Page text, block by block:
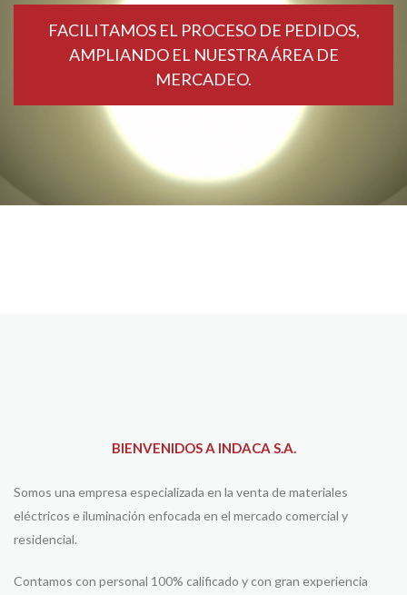
FACILITAMOS EL PROCESO DE PEDIDOS,
AMPLIANDO EL NUESTRA ÁREA DE
MERCADEO.
BIENVENIDOS A INDACA S.A.
Somos una empresa especializada en la venta de materiales
eléctricos e iluminación enfocada en el mercado comercial y
residencial.
Contamos con personal 100% calificado y con gran experiencia